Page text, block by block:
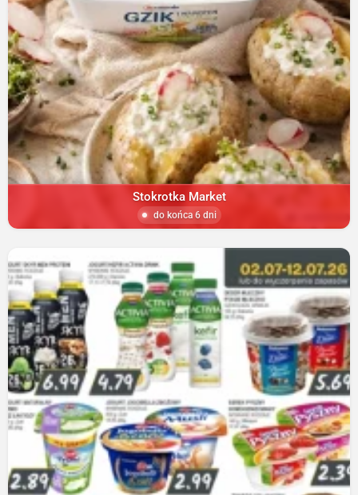
Stokrotka Market
do końca 6 dni